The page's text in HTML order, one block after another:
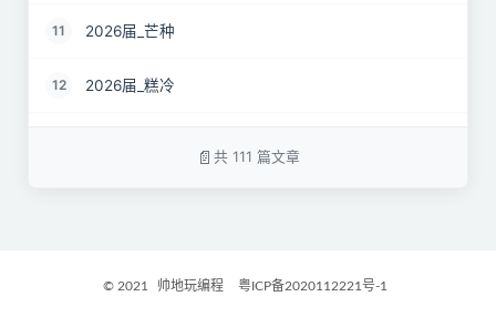
11 2026届_芒种
12 2026届_糕冷
共 111 篇文章
© 2021 帅地玩编程 粤ICP备2020112221号-1